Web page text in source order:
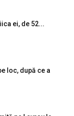
ei, de 52...
loc, după ce a